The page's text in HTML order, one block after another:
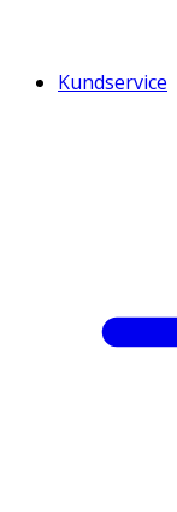
Kundservice